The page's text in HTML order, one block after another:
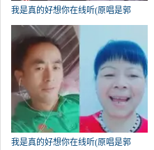
我是真的好想你在线听(原唱是郭
力)，自由歌者演唱点播:260次
我是真的好想你在线听(原唱是郭